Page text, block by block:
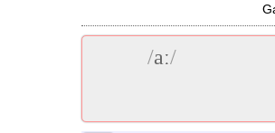
/aː/